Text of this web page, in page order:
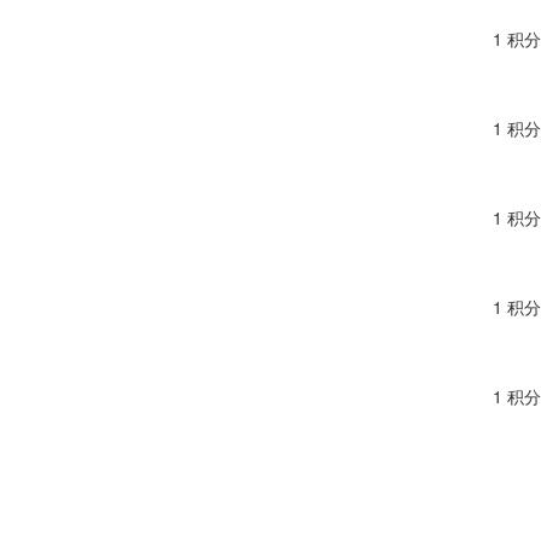
1 积分
1 积分
1 积分
1 积分
1 积分